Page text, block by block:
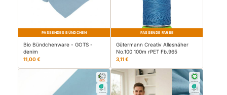
PASSENDES BÜNDCHEN
Bio Bündchenware - GOTS -
denim
11,00 €
PASSENDE FARBE
Gütermann Creativ Allesnäher
No.100 100m rPET Fb.965
3,11 €